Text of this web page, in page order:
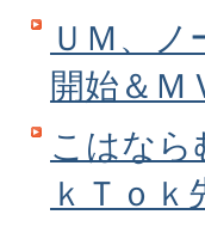
ＵＭ、ノ
開始＆Ｍ
こはなら
ｋＴｏｋ